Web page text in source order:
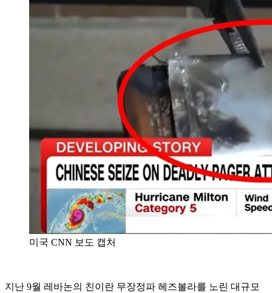
미국 CNN 보도 캡처
지난 9월 레바논의 친이란 무장정파 헤즈볼라를 노린 대규모